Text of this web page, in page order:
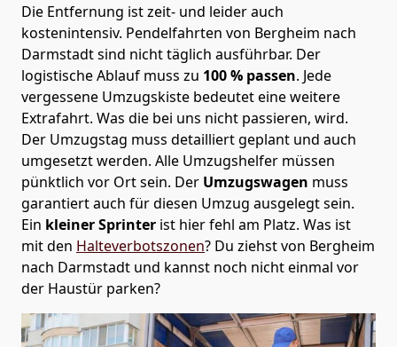
Die Entfernung ist zeit- und leider auch
kostenintensiv. Pendelfahrten von Bergheim nach
Darmstadt sind nicht täglich ausführbar. Der
logistische Ablauf muss zu 100 % passen. Jede
vergessene Umzugskiste bedeutet eine weitere
Extrafahrt. Was die bei uns nicht passieren, wird.
Der Umzugstag muss detailliert geplant und auch
umgesetzt werden. Alle Umzugshelfer müssen
pünktlich vor Ort sein. Der Umzugswagen muss
garantiert auch für diesen Umzug ausgelegt sein.
Ein kleiner Sprinter ist hier fehl am Platz. Was ist
mit den Halteverbotszonen? Du ziehst von Bergheim
nach Darmstadt und kannst noch nicht einmal vor
der Haustür parken?